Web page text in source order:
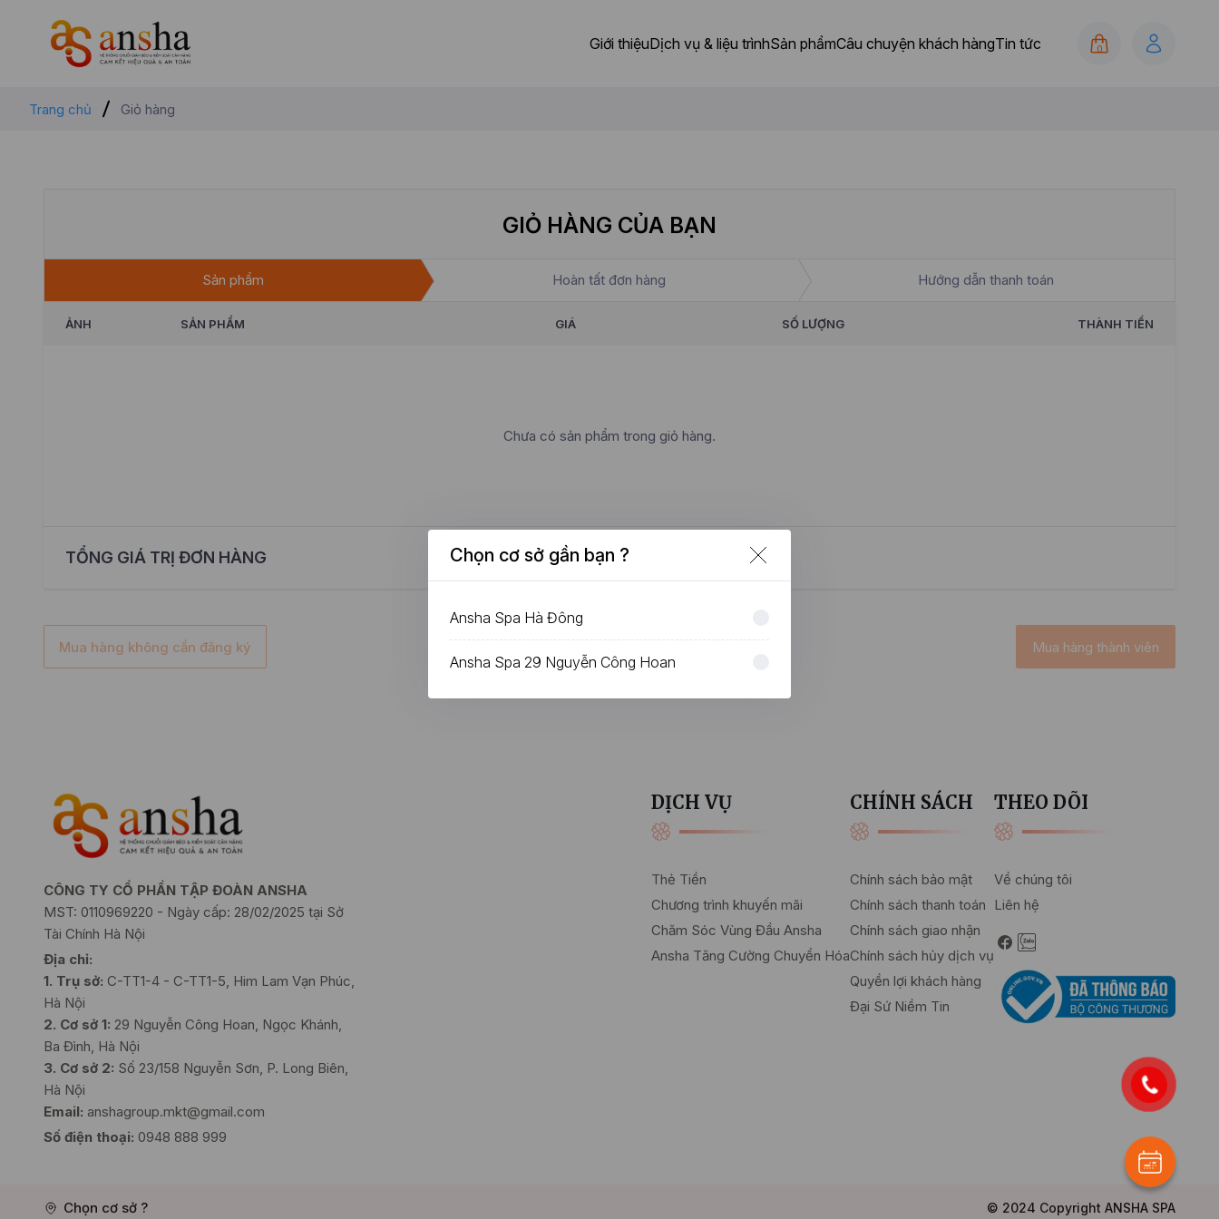
Giới thiệuDịch vụ & liệu trìnhSản phẩmCâu chuyện khách hàngTin tức 0
Trang chủ Giỏ hàng
GIỎ HÀNG CỦA BẠN
Sản phẩm Hoàn tất đơn hàng Hướng dẫn thanh toán
ẢNH SẢN PHẨM GIÁ SỐ LƯỢNG THÀNH TIỀN
Chưa có sản phẩm trong giỏ hàng.
TỔNG GIÁ TRỊ ĐƠN HÀNG
Mua hàng không cần đăng ký Mua hàng thành viên
CÔNG TY CỔ PHẦN TẬP ĐOÀN ANSHA
MST: 0110969220 - Ngày cấp: 28/02/2025 tại Sở
Tài Chính Hà Nội
Địa chỉ:
1. Trụ sở: C-TT1-4 - C-TT1-5, Him Lam Vạn Phúc,
Hà Nội
2. Cơ sở 1: 29 Nguyễn Công Hoan, Ngọc Khánh,
Ba Đình, Hà Nội
3. Cơ sở 2: Số 23/158 Nguyễn Sơn, P. Long Biên,
Hà Nội
Email: anshagroup.mkt@gmail.com
Số điện thoại: 0948 888 999
DỊCH VỤ
Thẻ Tiền
Chương trình khuyến mãi
Chăm Sóc Vùng Đầu Ansha
Ansha Tăng Cường Chuyển Hóa
CHÍNH SÁCH
Chính sách bảo mật
Chính sách thanh toán
Chính sách giao nhận
Chính sách hủy dịch vụ
Quyền lợi khách hàng
Đại Sứ Niềm Tin
THEO DÕI
Về chúng tôi
Liên hệ
Chọn cơ sở ? © 2024 Copyright ANSHA SPA
Chọn cơ sở gần bạn ?
Ansha Spa Hà Đông
Ansha Spa 29 Nguyễn Công Hoan